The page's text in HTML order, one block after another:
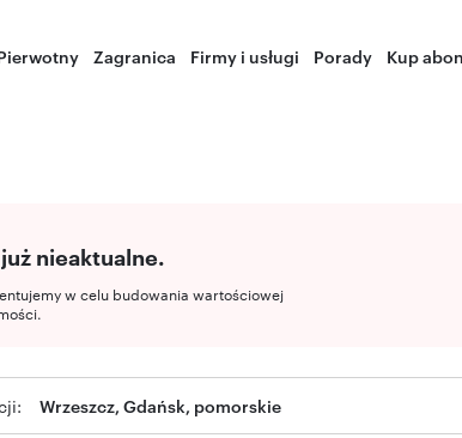
Zagranica Firmy i usługi Porady Kup
nieaktualne.
w celu budowania wartościowej
Wrzeszcz, Gdańsk, pomorskie